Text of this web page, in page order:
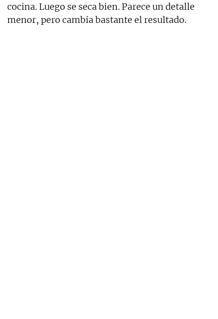
cocina. Luego se seca bien. Parece un detalle
menor, pero cambia bastante el resultado.